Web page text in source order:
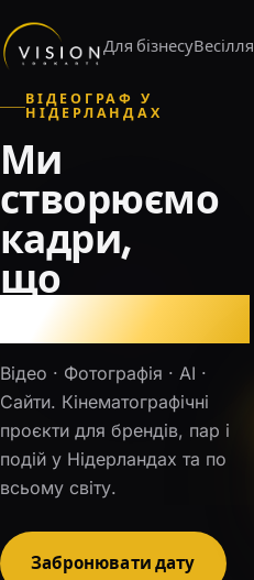
Для бізнесуВесілля
ВІДЕОГРАФ У
НІДЕРЛАНДАХ
Ми
створюємо
кадри,
що
зворушують
Відео · Фотографія · AI ·
Сайти. Кінематографічні
проєкти для брендів, пар і
подій у Нідерландах та по
всьому світу.
Забронювати дату